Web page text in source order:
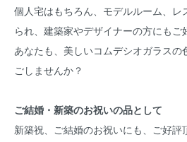
個人宅はもちろん、モデルルーム、
られ、建築家やデザイナーの方にもご
あなたも、美しいコムデシオガラスの
ごしませんか？
ご結婚・新築のお祝いの品として
新築祝、ご結婚のお祝いにも、ご好評